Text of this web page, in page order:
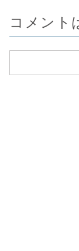
コメント